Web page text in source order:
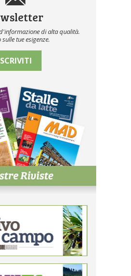
di alta qualità.
sulle tue esigenze.